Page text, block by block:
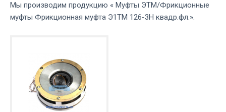
Мы производим продукцию « Муфты ЭТМ/Фрикционные
муфты Фрикционная муфта Э1ТМ 126-3Н квадр.фл.».